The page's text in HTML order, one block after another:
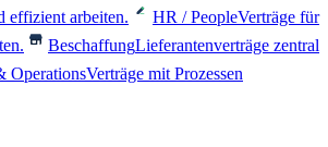
effizient arbeiten. HR / PeopleVerträge für
BeschaffungLieferantenverträge zentral
OperationsVerträge mit Prozessen